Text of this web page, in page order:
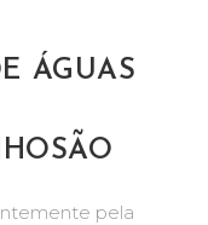
ÁGUAS
pela